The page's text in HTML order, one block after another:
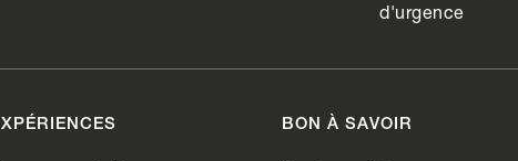
d'urgence
BON À SAVOIR